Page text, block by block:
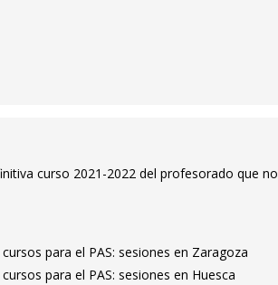
curso 2021-2022 del profesorado que no
para el PAS: sesiones en Zaragoza
para el PAS: sesiones en Huesca